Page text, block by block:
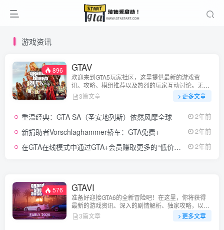
游戏资讯
896 GTAV
欢迎来到GTA5玩家社区，这里提供最新的游戏资
讯、攻略、模组推荐以及热烈的玩家互动讨论。无论
你是新手还是老玩家，都能在这里找到你需要的一
切，加入我们的社交平台，畅谈GTA5的世界。
3篇文章 更多文章
重温经典：GTA SA（圣安地列斯）依然风靡全球 2年前
新捐助者Vorschlaghammer轿车：GTA免费+ 2年前
在GTA在线模式中通过GTA+会员赚取更多的“低价赏金” 2年前
576 GTAVI
准备好迎接GTA6的全新冒险吧！在这里，你将获得
最新的游戏资讯、深入的剧情解析、独家攻略，以及
与全球玩家的互动讨论。无论你是期待新作的忠实粉
丝，还是对系列感兴趣的新玩家，我们的社区将为你
3篇文章 更多文章